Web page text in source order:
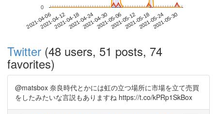
2021-04-062021-04-122021-04-182021-04-242021-04-302021-05-062021-05-122021-05-182021-05-242021-05-30
0
Twitter (48 users, 51 posts, 74
favorites)
@matsbox 奈良時代とかには虹の立つ場所に市場を立て売買
をしたみたいな言説もありますね https://t.co/kPRp1SkBox